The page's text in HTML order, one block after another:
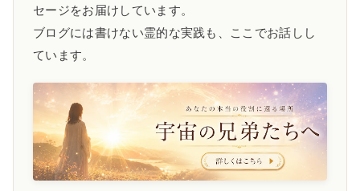
セージをお届けしています。
ブログには書けない霊的な実践も、ここでお話しし
ています。